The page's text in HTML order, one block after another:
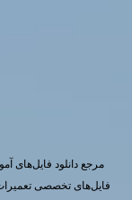
مرجع دانلود فایل‌های
فایل‌های تخصصی تعمیرات